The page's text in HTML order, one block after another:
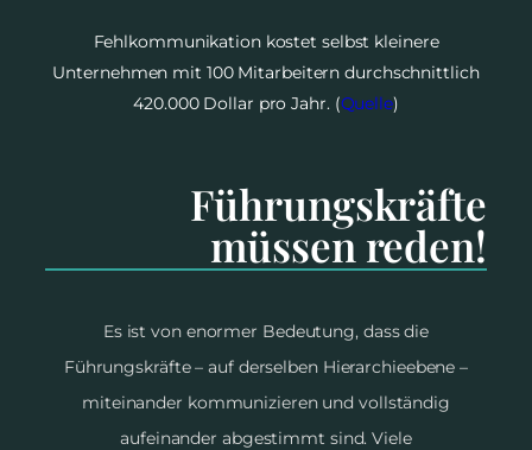
Fehlkommunikation kostet selbst kleinere
Unternehmen mit 100 Mitarbeitern durchschnittlich
420.000 Dollar pro Jahr. (Quelle)
Führungskräfte
müssen reden!
Es ist von enormer Bedeutung, dass die
Führungskräfte – auf derselben Hierarchieebene –
miteinander kommunizieren und vollständig
aufeinander abgestimmt sind. Viele